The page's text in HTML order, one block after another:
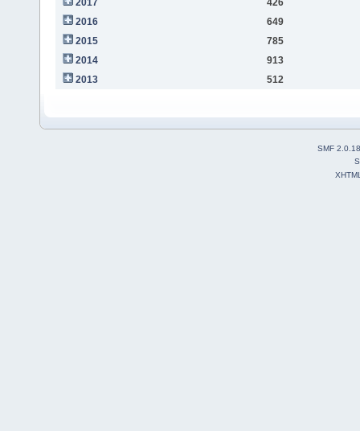
2017
426
2016
649
2015
785
2014
913
2013
512
SMF 2.0.18